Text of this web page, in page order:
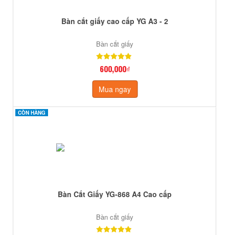
Bàn cắt giấy cao cấp YG A3 - 2
Bàn cắt giấy
600,000₫
Mua ngay
CÒN HÀNG
CÒN HÀNG
Bàn Cắt Giấy YG-868 A4 Cao cấp
Bàn cắt giấy